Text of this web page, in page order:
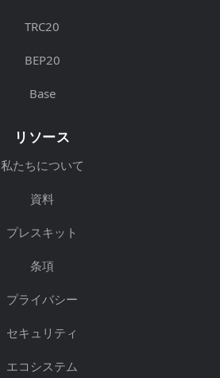
TRC20
BEP20
Base
リソース
私たちについて
資料
プレスキット
条項
プライバシー
セキュリティ
エコシステム